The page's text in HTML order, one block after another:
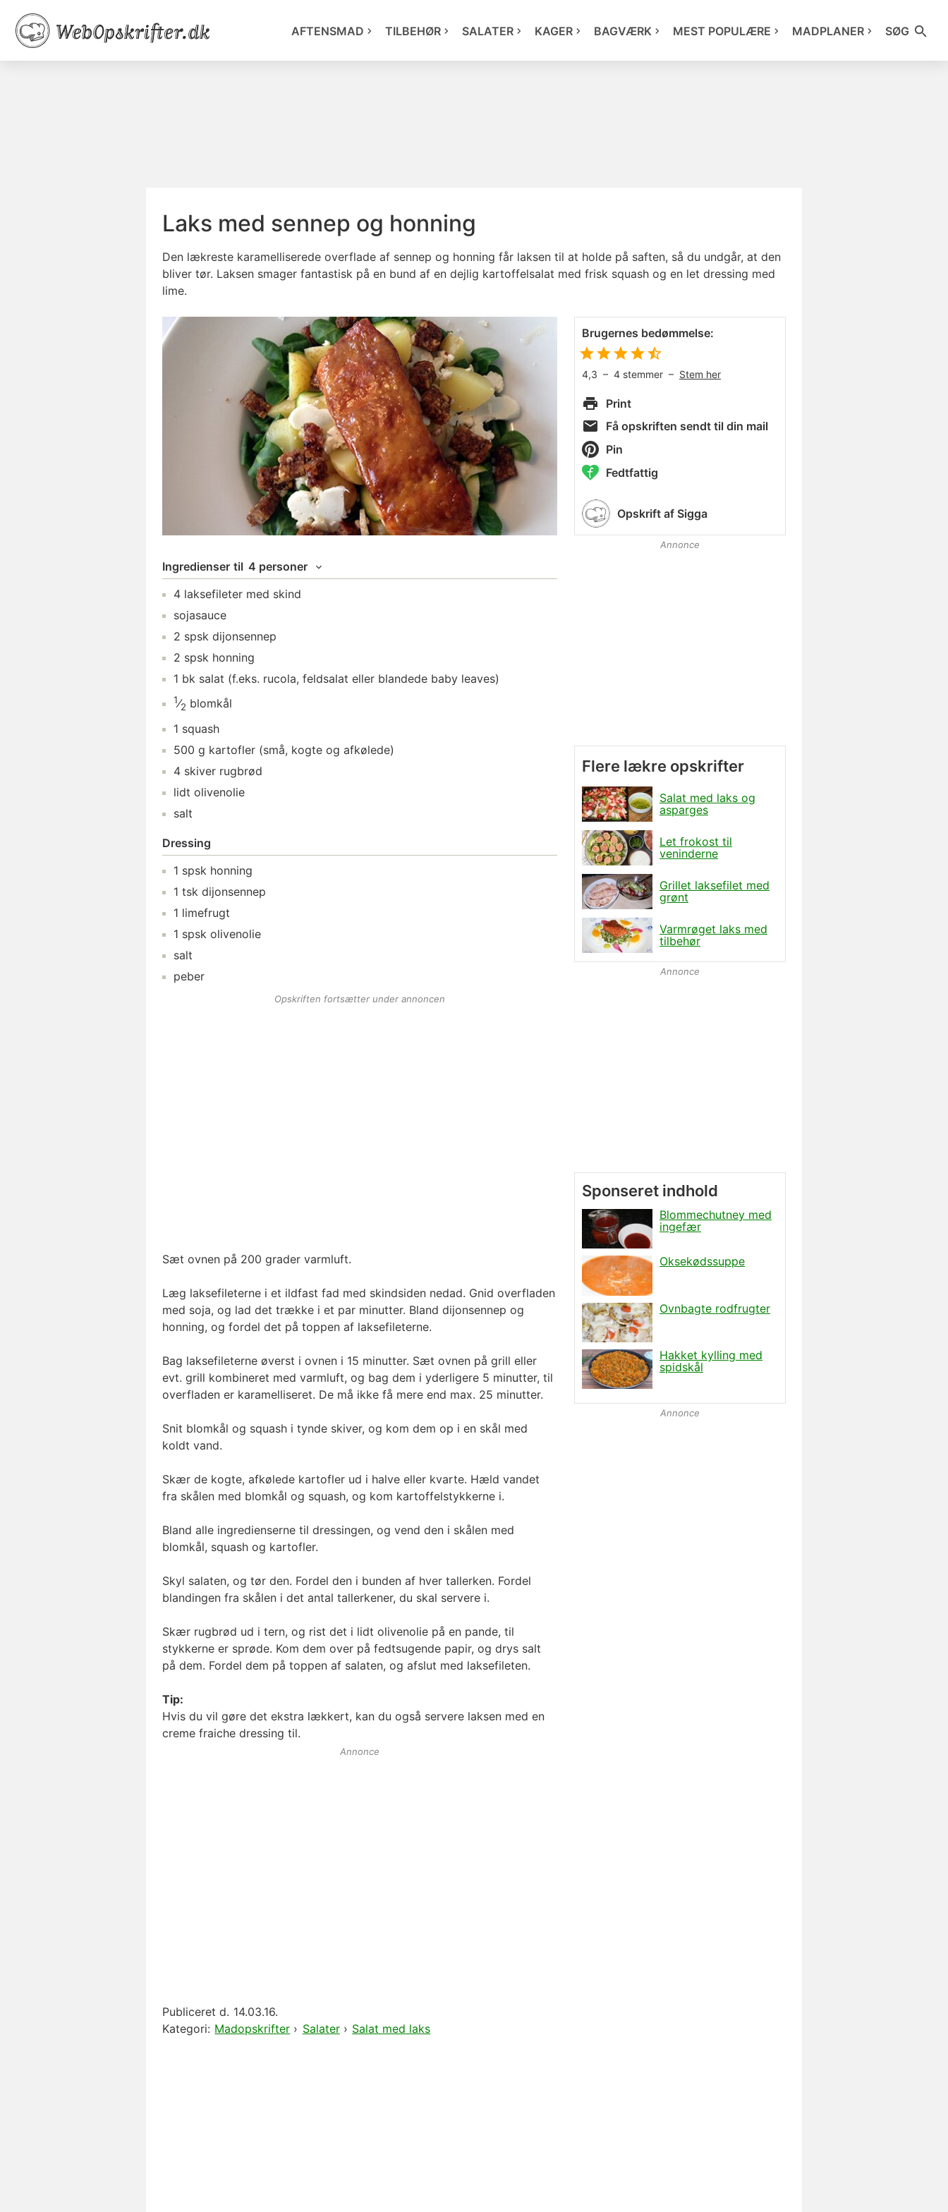
AFTENSMAD TILBEHØR SALATER KAGER BAGVÆRK MEST POPULÆRE MADPLANER SØG
Laks med sennep og honning
Den lækreste karamelliserede overflade af sennep og honning får laksen til at holde på saften, så du undgår, at den
bliver tør. Laksen smager fantastisk på en bund af en dejlig kartoffelsalat med frisk squash og en let dressing med
lime.
Ingredienser til 4 personer
4 laksefileter med skind
sojasauce
2 spsk dijonsennep
2 spsk honning
1 bk salat (f.eks. rucola, feldsalat eller blandede baby leaves)
1⁄2 blomkål
1 squash
500 g kartofler (små, kogte og afkølede)
4 skiver rugbrød
lidt olivenolie
salt
Dressing
1 spsk honning
1 tsk dijonsennep
1 limefrugt
1 spsk olivenolie
salt
peber
Opskriften fortsætter under annoncen
Sæt ovnen på 200 grader varmluft.
Læg laksefileterne i et ildfast fad med skindsiden nedad. Gnid overfladen
med soja, og lad det trække i et par minutter. Bland dijonsennep og
honning, og fordel det på toppen af laksefileterne.
Bag laksefileterne øverst i ovnen i 15 minutter. Sæt ovnen på grill eller
evt. grill kombineret med varmluft, og bag dem i yderligere 5 minutter, til
overfladen er karamelliseret. De må ikke få mere end max. 25 minutter.
Snit blomkål og squash i tynde skiver, og kom dem op i en skål med
koldt vand.
Skær de kogte, afkølede kartofler ud i halve eller kvarte. Hæld vandet
fra skålen med blomkål og squash, og kom kartoffelstykkerne i.
Bland alle ingredienserne til dressingen, og vend den i skålen med
blomkål, squash og kartofler.
Skyl salaten, og tør den. Fordel den i bunden af hver tallerken. Fordel
blandingen fra skålen i det antal tallerkener, du skal servere i.
Skær rugbrød ud i tern, og rist det i lidt olivenolie på en pande, til
stykkerne er sprøde. Kom dem over på fedtsugende papir, og drys salt
på dem. Fordel dem på toppen af salaten, og afslut med laksefileten.
Tip:
Hvis du vil gøre det ekstra lækkert, kan du også servere laksen med en
creme fraiche dressing til.
Annonce
Publiceret d. 14.03.16.
Kategori: Madopskrifter › Salater› Salat med laks
Brugernes bedømmelse:
4,3 – 4 stemmer – Stem her
Print
Få opskriften sendt til din mail
Pin
Fedtfattig
Opskrift af Sigga
Annonce
Flere lækre opskrifter
Salat med laks og
asparges
Let frokost til
veninderne
Grillet laksefilet med
grønt
Varmrøget laks med
tilbehør
Annonce
Annonce